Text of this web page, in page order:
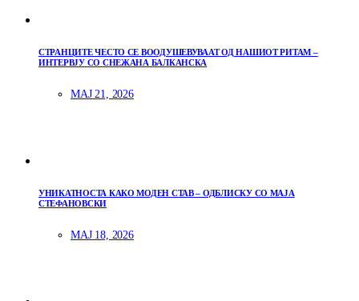
СТРАНЦИТЕ ЧЕСТО СЕ ВООДУШЕВУВААТ ОД НАШИОТ РИТАМ –
ИНТЕРВЈУ СО СНЕЖАНА БАЛКАНСКА
МАЈ 21, 2026
УНИКАТНОСТА КАКО МОДЕН СТАВ – ОДБЛИСКУ СО МАЈА
СТЕФАНОВСКИ
МАЈ 18, 2026